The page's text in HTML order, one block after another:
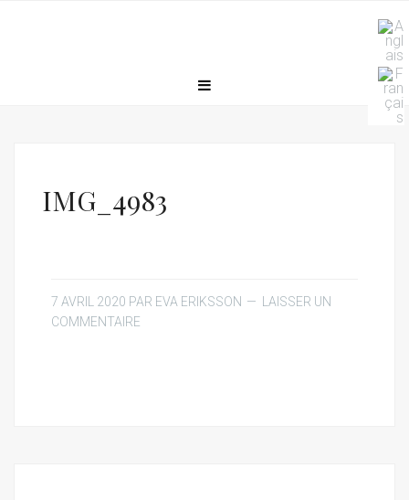
IMG_4983
7 AVRIL 2020 PAR EVA ERIKSSON
LAISSER UN
COMMENTAIRE